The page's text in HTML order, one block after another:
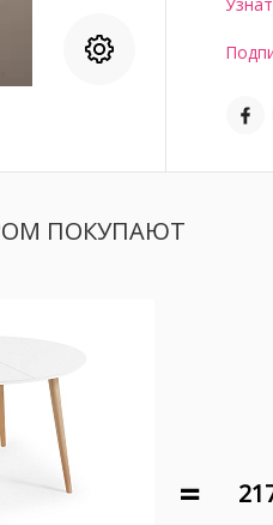
ПОКУПАЮТ